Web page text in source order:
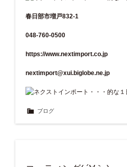
春日部市増戸832-1
048-760-0500
https://www.nextimport.co.jp
nextimport@xui.biglobe.ne.jp
ブログ